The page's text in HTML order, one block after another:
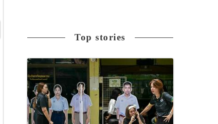
Top stories